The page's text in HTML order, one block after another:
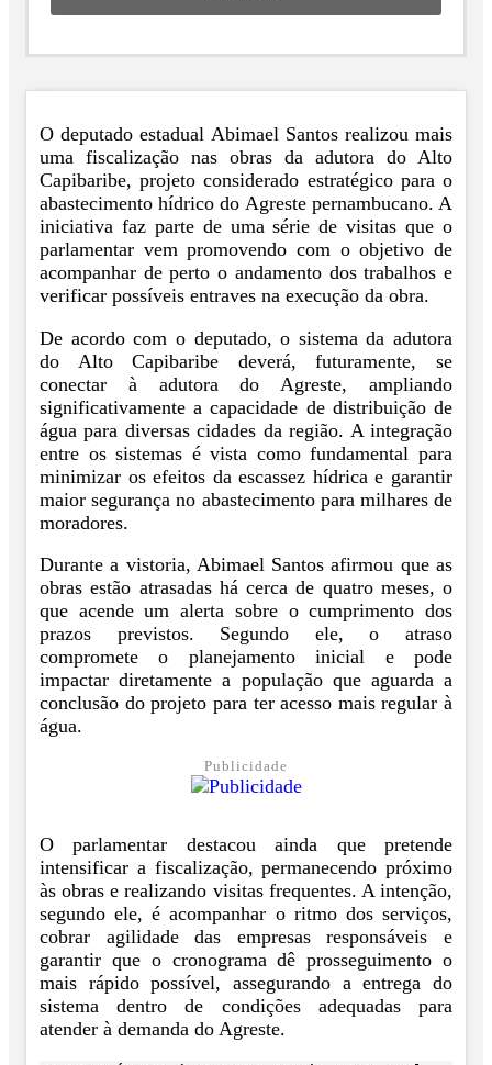
O deputado estadual Abimael Santos realizou mais
uma fiscalização nas obras da adutora do Alto
Capibaribe, projeto considerado estratégico para o
abastecimento hídrico do Agreste pernambucano. A
iniciativa faz parte de uma série de visitas que o
parlamentar vem promovendo com o objetivo de
acompanhar de perto o andamento dos trabalhos e
verificar possíveis entraves na execução da obra.
De acordo com o deputado, o sistema da adutora
do Alto Capibaribe deverá, futuramente, se
conectar à adutora do Agreste, ampliando
significativamente a capacidade de distribuição de
água para diversas cidades da região. A integração
entre os sistemas é vista como fundamental para
minimizar os efeitos da escassez hídrica e garantir
maior segurança no abastecimento para milhares de
moradores.
Durante a vistoria, Abimael Santos afirmou que as
obras estão atrasadas há cerca de quatro meses, o
que acende um alerta sobre o cumprimento dos
prazos previstos. Segundo ele, o atraso
compromete o planejamento inicial e pode
impactar diretamente a população que aguarda a
conclusão do projeto para ter acesso mais regular à
água.
Publicidade
O parlamentar destacou ainda que pretende
intensificar a fiscalização, permanecendo próximo
às obras e realizando visitas frequentes. A intenção,
segundo ele, é acompanhar o ritmo dos serviços,
cobrar agilidade das empresas responsáveis e
garantir que o cronograma dê prosseguimento o
mais rápido possível, assegurando a entrega do
sistema dentro de condições adequadas para
atender à demanda do Agreste.